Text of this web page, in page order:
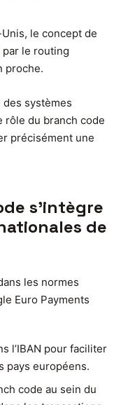
le concept de
le routing
proche.
systèmes
rôle du branch code
précisément une
s’intègre
de
les normes
Euro Payments
l’IBAN pour faciliter
pays européens.
code au sein du